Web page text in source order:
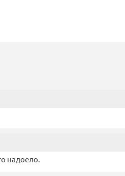
надоело.